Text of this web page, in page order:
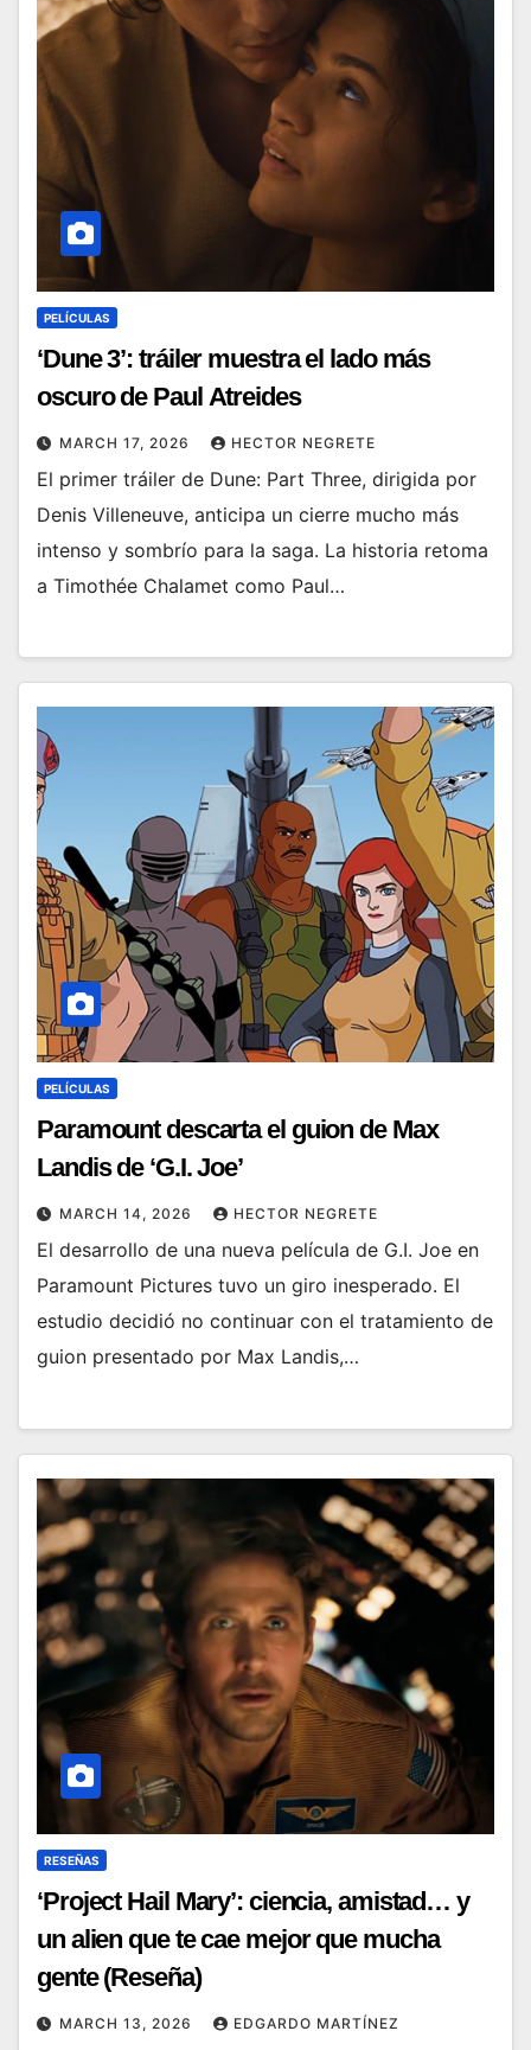
PELÍCULAS
‘Dune 3’: tráiler muestra el lado más
oscuro de Paul Atreides
MARCH 17, 2026 HECTOR NEGRETE
El primer tráiler de Dune: Part Three, dirigida por
Denis Villeneuve, anticipa un cierre mucho más
intenso y sombrío para la saga. La historia retoma
a Timothée Chalamet como Paul…
PELÍCULAS
Paramount descarta el guion de Max
Landis de ‘G.I. Joe’
MARCH 14, 2026 HECTOR NEGRETE
El desarrollo de una nueva película de G.I. Joe en
Paramount Pictures tuvo un giro inesperado. El
estudio decidió no continuar con el tratamiento de
guion presentado por Max Landis,…
RESEÑAS
‘Project Hail Mary’: ciencia, amistad… y
un alien que te cae mejor que mucha
gente (Reseña)
MARCH 13, 2026 EDGARDO MARTÍNEZ